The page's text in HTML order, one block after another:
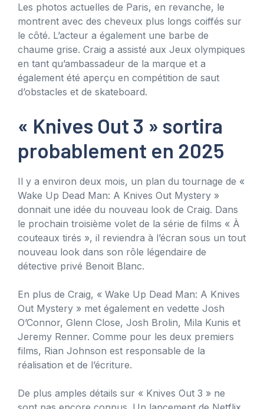
Les photos actuelles de Paris, en revanche, le
montrent avec des cheveux plus longs coiffés sur
le côté. L’acteur a également une barbe de
chaume grise. Craig a assisté aux Jeux olympiques
en tant qu’ambassadeur de la marque et a
également été aperçu en compétition de saut
d’obstacles et de skateboard.
« Knives Out 3 » sortira
probablement en 2025
Il y a environ deux mois, un plan du tournage de «
Wake Up Dead Man: A Knives Out Mystery »
donnait une idée du nouveau look de Craig. Dans
le prochain troisième volet de la série de films « À
couteaux tirés », il reviendra à l’écran sous un tout
nouveau look dans son rôle légendaire de
détective privé Benoit Blanc.
En plus de Craig, « Wake Up Dead Man: A Knives
Out Mystery » met également en vedette Josh
O’Connor, Glenn Close, Josh Brolin, Mila Kunis et
Jeremy Renner. Comme pour les deux premiers
films, Rian Johnson est responsable de la
réalisation et de l’écriture.
De plus amples détails sur « Knives Out 3 » ne